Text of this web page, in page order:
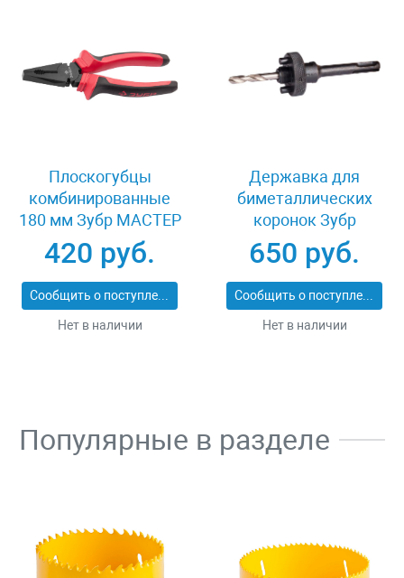
Плоскогубцы
комбинированные
180 мм Зубр МАСТЕР
22015-1-18_z01
420 руб.
Сообщить о поступлении
Нет в наличии
Державка для
биметаллических
коронок Зубр
29536_z01
650 руб.
Сообщить о поступлении
Нет в наличии
Популярные в разделе